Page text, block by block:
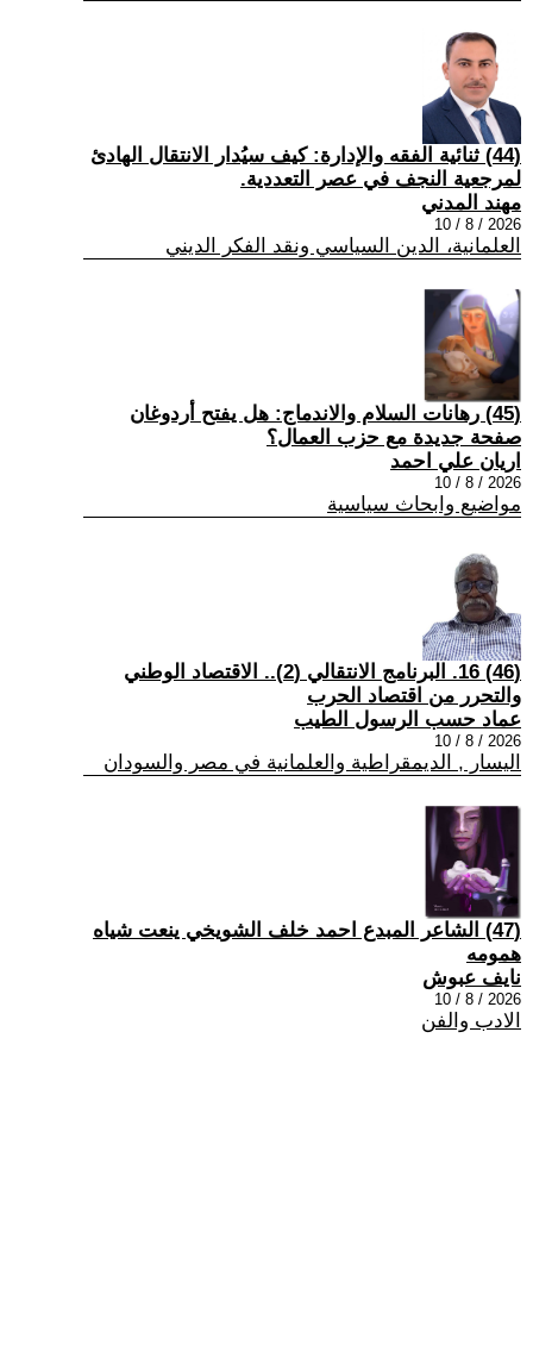
(44) ثنائية الفقه والإدارة: كيف سيُدار الانتقال الهادئ
لمرجعية النجف في عصر التعددية.
مهند المدني
2026 / 8 / 10
العلمانية، الدين السياسي ونقد الفكر الديني
(45) رهانات السلام والاندماج: هل يفتح أردوغان
صفحة جديدة مع حزب العمال؟
اريان علي احمد
2026 / 8 / 10
مواضيع وابحاث سياسية
(46) 16. البرنامج الانتقالي (2).. الاقتصاد الوطني
والتحرر من اقتصاد الحرب
عماد حسب الرسول الطيب
2026 / 8 / 10
اليسار , الديمقراطية والعلمانية في مصر والسودان
(47) الشاعر المبدع احمد خلف الشويخي ينعت شياه
همومه
نايف عبوش
2026 / 8 / 10
الادب والفن